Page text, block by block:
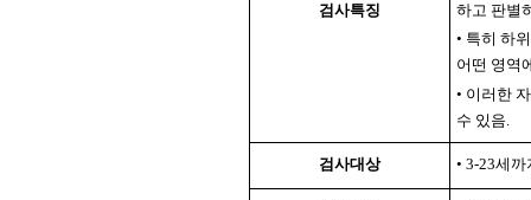
검사특징
하고 판별
• 특히 하
어떤 영역
• 이러한
수 있음.
검사대상 • 3-23세